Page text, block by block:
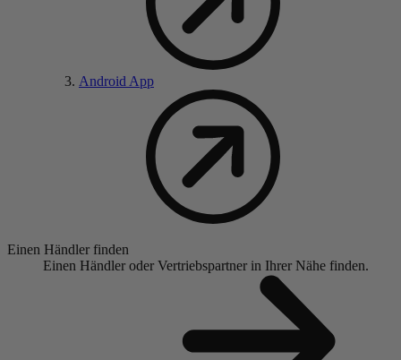
Android App
Einen Händler finden
Einen Händler oder Vertriebspartner in Ihrer Nähe finden.